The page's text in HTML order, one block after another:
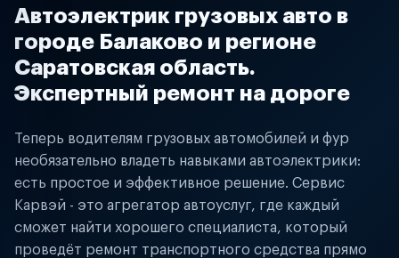
Автоэлектрик грузовых авто в
городе Балаково и регионе
Саратовская область.
Экспертный ремонт на дороге
Теперь водителям грузовых автомобилей и фур
необязательно владеть навыками автоэлектрики:
есть простое и эффективное решение. Сервис
Карвэй - это агрегатор автоуслуг, где каждый
сможет найти хорошего специалиста, который
проведёт ремонт транспортного средства прямо